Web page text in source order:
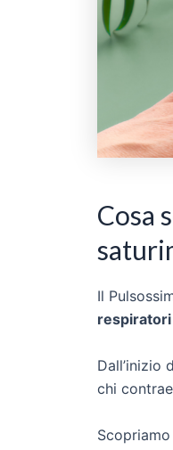
Cosa
Il
Dall’inizio
chi